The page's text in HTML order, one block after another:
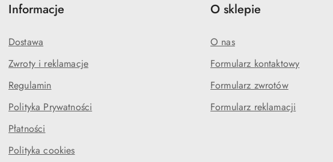
Informacje
Dostawa
Zwroty i reklamacje
Regulamin
Polityka Prywatności
Płatności
Polityka cookies
O sklepie
O nas
Formularz kontaktowy
Formularz zwrotów
Formularz reklamacji